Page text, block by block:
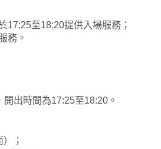
17:25至18:20提供入場服務；
務。
開出時間為17:25至18:20。
；